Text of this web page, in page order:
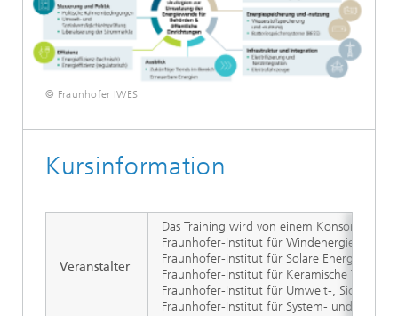
© Fraunhofer IWES
Kursinformation
Das Training wird von einem Konsortium
Fraunhofer-Institut für Windenergiesysteme
Fraunhofer-Institut für Solare
Fraunhofer-Institut für Keramische
Fraunhofer-Institut für Umwelt-,
Fraunhofer-Institut für System- und
Veranstalter